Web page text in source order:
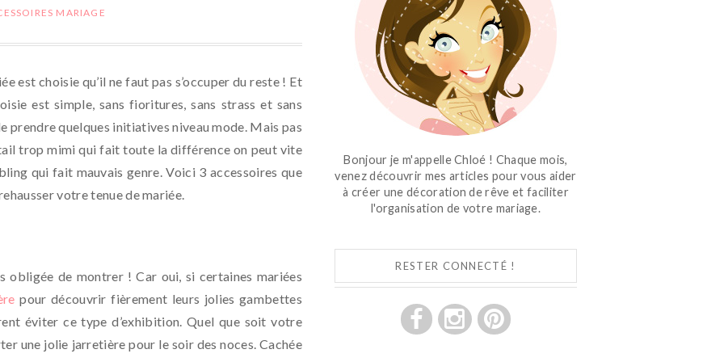
MARIAGE
est choisie qu’il ne faut pas s’occuper du reste ! Et
est simple, sans fioritures, sans strass et sans
prendre quelques initiatives niveau mode. Mais pas
trop mimi qui fait toute la différence on peut vite
qui fait mauvais genre. Voici 3 accessoires que
votre tenue de mariée.
obligée de montrer ! Car oui, si certaines mariées
pour découvrir fièrement leurs jolies gambettes
éviter ce type d’exhibition. Quel que soit votre
une jolie jarretière pour le soir des noces. Cachée
Bonjour je m'appelle Chloé ! Chaque mois,
venez découvrir mes articles pour vous aider
à créer une décoration de rêve et faciliter
l'organisation de votre mariage.
RESTER CONNECTÉ !